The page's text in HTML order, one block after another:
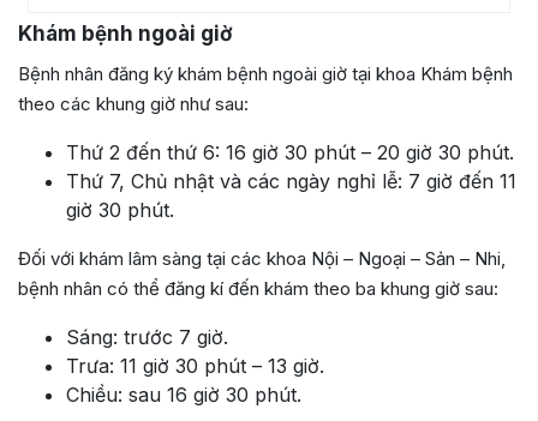
Khám bệnh ngoài giờ
Bệnh nhân đăng ký khám bệnh ngoài giờ tại khoa Khám bệnh
theo các khung giờ như sau:
Thứ 2 đến thứ 6: 16 giờ 30 phút – 20 giờ 30 phút.
Thứ 7, Chủ nhật và các ngày nghỉ lễ: 7 giờ đến 11
giờ 30 phút.
Đối với khám lâm sàng tại các khoa Nội – Ngoại – Sản – Nhi,
bệnh nhân có thể đăng kí đến khám theo ba khung giờ sau:
Sáng: trước 7 giờ.
Trưa: 11 giờ 30 phút – 13 giờ.
Chiều: sau 16 giờ 30 phút.